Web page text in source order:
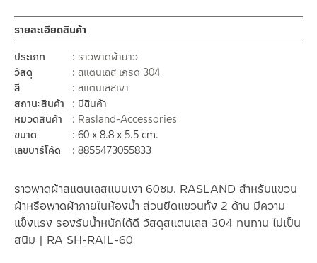
ราวพาดผ้าสแตนเลสแบบเงา 60ซม. RASLAND สำหรับแขวน
ผ้าหรือพาดผ้าภายในห้องน้ำ ส่วนยึดแขวนทั้ง 2 ด้าน มีความ
แข็งแรง รองรับน้ำหนักได้ดี วัสดุสแตนเลส 304 ทนทาน ไม่เป็น
สนิม | RA SH-RAIL-60
รายละเอียดสินค้า
ประเภท
ราวพาดผ้ายาว
วัสดุ
สแตนเลส เกรด 304
สี
สแตนเลสเงา
สถานะสินค้า
มีสินค้า
หมวดสินค้า
Rasland-Accessories
ขนาด
60 x 8.8 x 5.5 cm.
เลขบาร์โค้ด
8855473055833